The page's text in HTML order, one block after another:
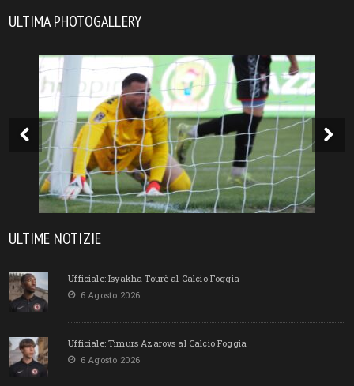
ULTIMA PHOTOGALLERY
ULTIME NOTIZIE
Ufficiale: Isyakha Tourè al Calcio Foggia
6 Agosto 2026
Ufficiale: Timurs Azarovs al Calcio Foggia
6 Agosto 2026